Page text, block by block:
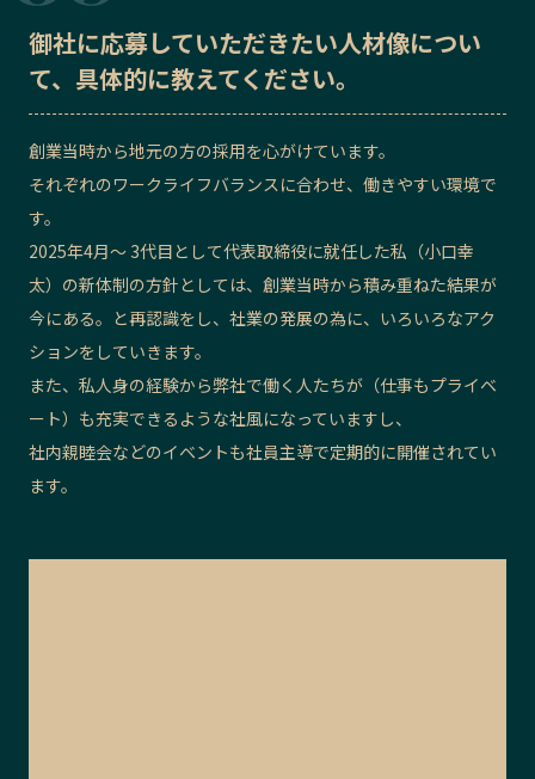
御社に応募していただきたい人材像につい
て、具体的に教えてください。
創業当時から地元の方の採用を心がけています。
それぞれのワークライフバランスに合わせ、働きやすい環境で
す。
2025年4月～ 3代目として代表取締役に就任した私（小口幸
太）の新体制の方針としては、創業当時から積み重ねた結果が
今にある。と再認識をし、社業の発展の為に、いろいろなアク
ションをしていきます。
また、私人身の経験から弊社で働く人たちが（仕事もプライベ
ート）も充実できるような社風になっていますし、
社内親睦会などのイベントも社員主導で定期的に開催されてい
ます。